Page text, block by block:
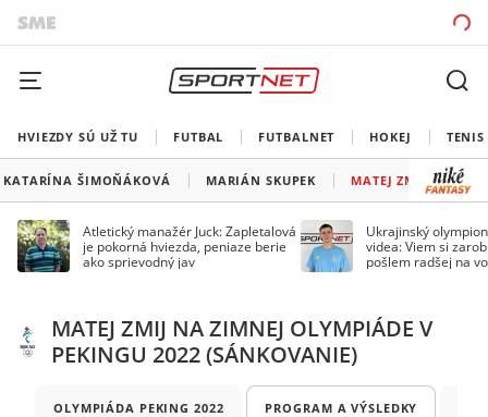
HVIEZDY SÚ UŽ TU FUTBAL FUTBALNET HOKEJ TENIS
KATARÍNA ŠIMOŇÁKOVÁ MARIÁN SKUPEK MATEJ ZMIJ
Atletický manažér Juck: Zapletalová
je pokorná hviezda, peniaze berie
ako sprievodný jav
Ukrajinský
videa: Viem si
pošlem radšej na
MATEJ ZMIJ NA ZIMNEJ OLYMPIÁDE V
PEKINGU 2022 (SÁNKOVANIE)
OLYMPIÁDA PEKING 2022 PROGRAM A VÝSLEDKY